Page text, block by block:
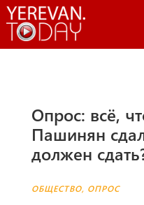
Опрос: всё,
Пашинян
должен
ОБЩЕСТВО, ОПРОС